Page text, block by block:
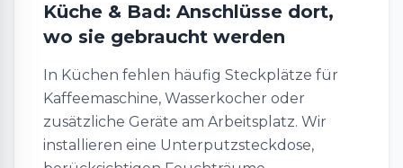
Küche & Bad: Anschlüsse dort,
wo sie gebraucht werden
In Küchen fehlen häufig Steckplätze für
Kaffeemaschine, Wasserkocher oder
zusätzliche Geräte am Arbeitsplatz. Wir
installieren eine Unterputzsteckdose,